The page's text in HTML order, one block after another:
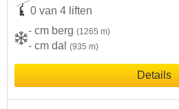
0 van 4 liften
- cm berg (1265 m)
- cm dal (935 m)
Details